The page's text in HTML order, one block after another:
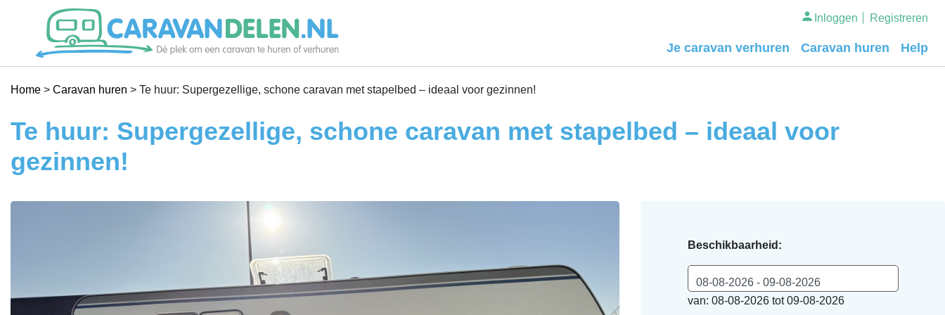
Je caravan verhuren
Caravan huren
Help
Inloggen Registreren
Je caravan verhuren Caravan huren Help
Home > Caravan huren > Te huur: Supergezellige, schone caravan met stapelbed – ideaal voor gezinnen!
Te huur: Supergezellige, schone caravan met stapelbed – ideaal voor
gezinnen!
Beschikbaarheid:
08-08-2026 - 09-08-2026
van: 08-08-2026 tot 09-08-2026